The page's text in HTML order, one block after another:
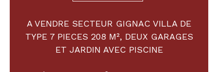
A VENDRE SECTEUR GIGNAC VILLA DE
TYPE 7 PIECES 208 M², DEUX GARAGES
ET JARDIN AVEC PISCINE